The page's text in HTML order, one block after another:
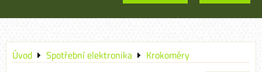
Úvod Spotřební elektronika Krokoměry